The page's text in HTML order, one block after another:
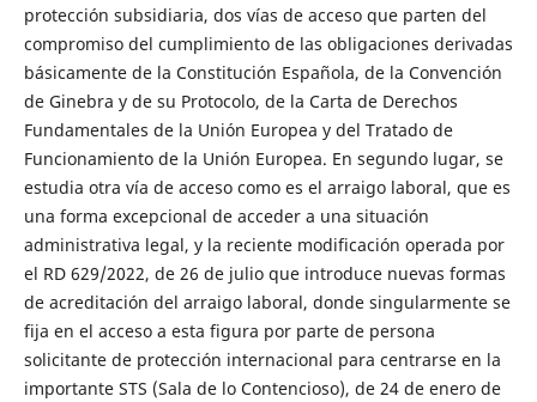
protección subsidiaria, dos vías de acceso que parten del
compromiso del cumplimiento de las obligaciones derivadas
básicamente de la Constitución Española, de la Convención
de Ginebra y de su Protocolo, de la Carta de Derechos
Fundamentales de la Unión Europea y del Tratado de
Funcionamiento de la Unión Europea. En segundo lugar, se
estudia otra vía de acceso como es el arraigo laboral, que es
una forma excepcional de acceder a una situación
administrativa legal, y la reciente modificación operada por
el RD 629/2022, de 26 de julio que introduce nuevas formas
de acreditación del arraigo laboral, donde singularmente se
fija en el acceso a esta figura por parte de persona
solicitante de protección internacional para centrarse en la
importante STS (Sala de lo Contencioso), de 24 de enero de